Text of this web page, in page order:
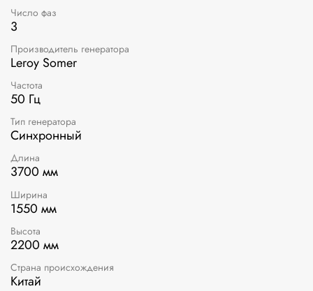
Число фаз
3
Производитель генератора
Leroy Somer
Частота
50 Гц
Тип генератора
Синхронный
Длина
3700 мм
Ширина
1550 мм
Высота
2200 мм
Страна происхождения
Китай